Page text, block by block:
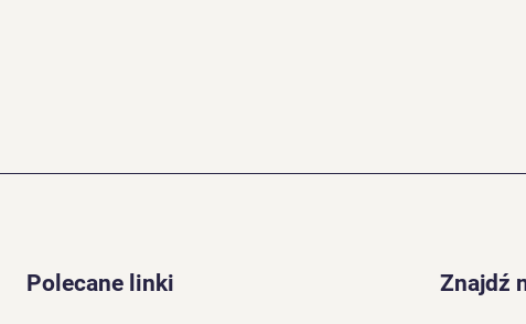
Polecane linki Znajdź